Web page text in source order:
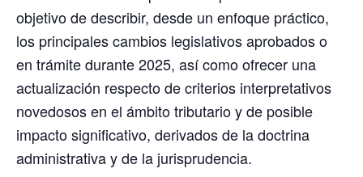
objetivo de describir, desde un enfoque práctico,
los principales cambios legislativos aprobados o
en trámite durante 2025, así como ofrecer una
actualización respecto de criterios interpretativos
novedosos en el ámbito tributario y de posible
impacto significativo, derivados de la doctrina
administrativa y de la jurisprudencia.